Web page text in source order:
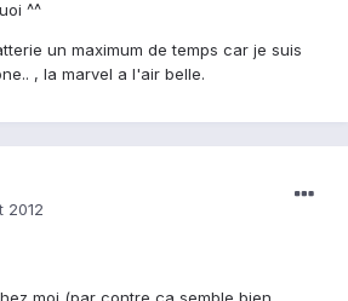
^^
un maximum de temps car je suis
, la marvel a l'air belle.
2012